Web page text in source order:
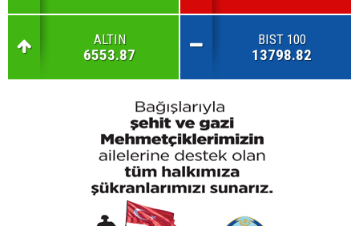
ALTIN
6553.87
BIST 100
13798.82